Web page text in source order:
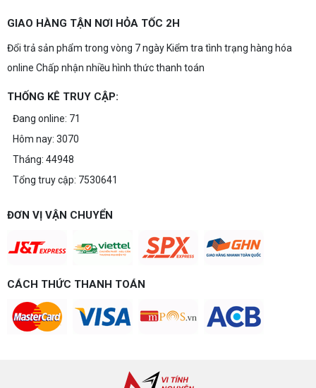
phiên bản 2GB tiêu chuẩn. Cùng khám phá chi tiết
NVIDIA và lời khuyên mua sắm dành cho game
Build PC gaming 30 triệu: Cấu hình
Bạn đang tìm cấu hình build PC gaming 30 triệu
chơi game cấu hình đỉnh cao, đáng xuống tiền.
Build PC gaming 20 triệu: Chiến game,
Build PC gaming 15 triệu chơi được
theo đúng ngân sách.
Build PC Gaming theo ngân sách từ 10
Build PC gaming theo ngân sách từ 10-40 triệu:
Intel/AMD và tránh sai tương thích. Tư vấn miễn
phí tại Vi tính Nguyễn Thắng.
PLUS – NHẬN VOUCHER ĐẾN 800K
GIAO HÀNG TẬN NƠI HỎA TỐC 2H
Đổi trả sản phẩm trong vòng 7 ngày Kiểm tra tình trạng hàng hóa
online Chấp nhận nhiều hình thức thanh toán
THỐNG KÊ TRUY CẬP:
Đang online: 71
Hôm nay: 3070
Tháng: 44948
Tổng truy cập: 7530641
ĐƠN VỊ VẬN CHUYỂN
CÁCH THỨC THANH TOÁN